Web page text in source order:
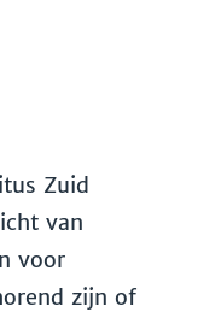
Zuid
van
voor
zijn of